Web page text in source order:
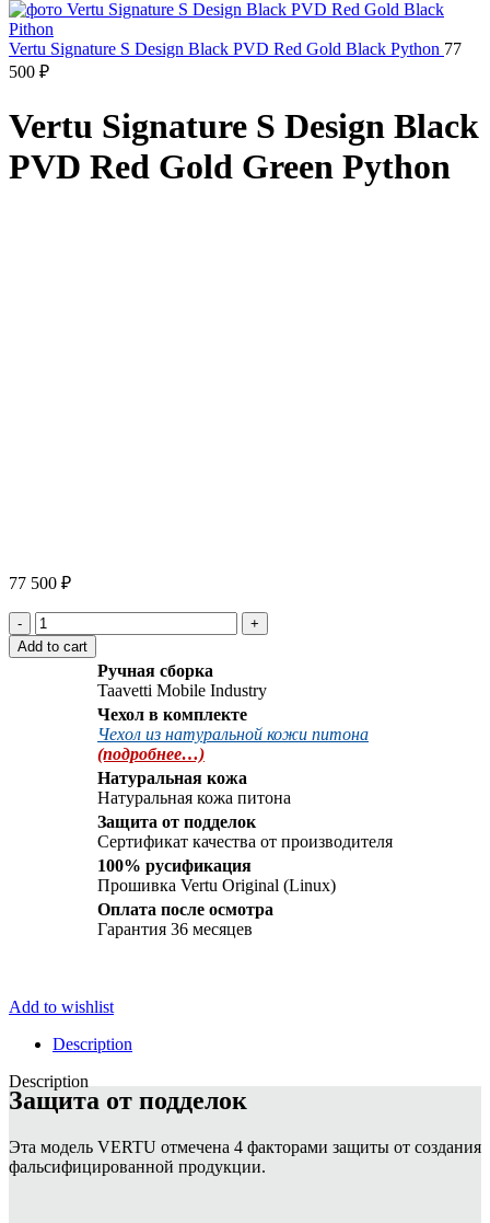
Vertu Signature S Design Black PVD Red Gold Black Python 77
500 ₽
Vertu Signature S Design Black
PVD Red Gold Green Python
77 500 ₽
Vertu
Signature
S
Add to cart
Ручная сборка
Taavetti Mobile Industry
Чехол в комплекте
Чехол из натуральной кожи питона
(подробнее…)
Натуральная кожа
Натуральная кожа питона
Защита от подделок
Сертификат качества от производителя
100% русификация
Прошивка Vertu Original (Linux)
Оплата после осмотра
Гарантия 36 месяцев
Add to wishlist
Description
Description
Защита от подделок
Эта модель VERTU отмечена 4 факторами защиты от создания
фальсифицированной продукции.